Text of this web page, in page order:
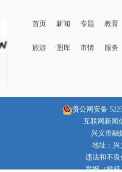
首页 新闻 专题 教育
旅游 图库 市情 服务
贵公网安备
互联网新闻
兴义市融
地址：兴
违法和不良
举报（投稿